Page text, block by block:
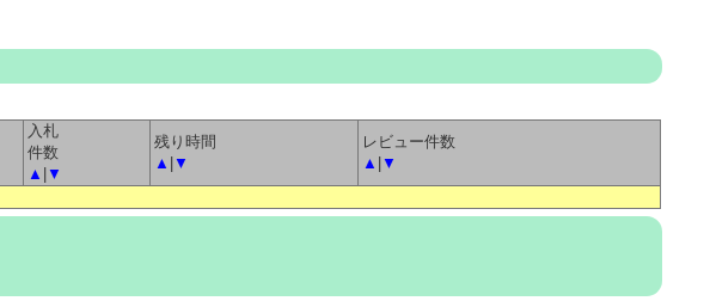
入札
件数
▲ |▼
残り時間
▲ |▼
レビュー件数
▲ |▼